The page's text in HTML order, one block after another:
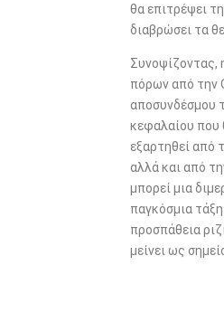
θα επιτρέψει
διαβρώσει τα
Συνοψίζοντας,
πόρων από την
αποσυνδέσμου
κεφαλαίου που
εξαρτηθεί από
αλλά και από
μπορεί μια
παγκόσμια
προσπάθεια
μείνει ως